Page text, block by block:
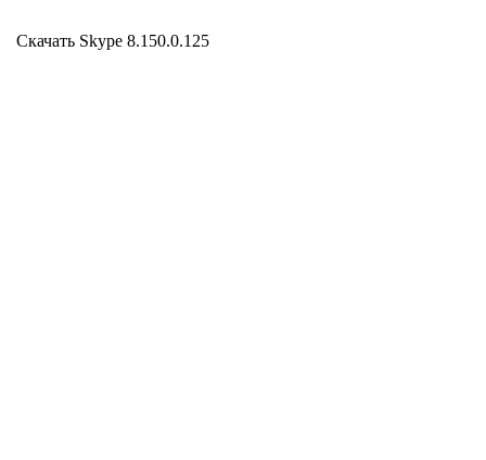
Скачать Skype 8.150.0.125